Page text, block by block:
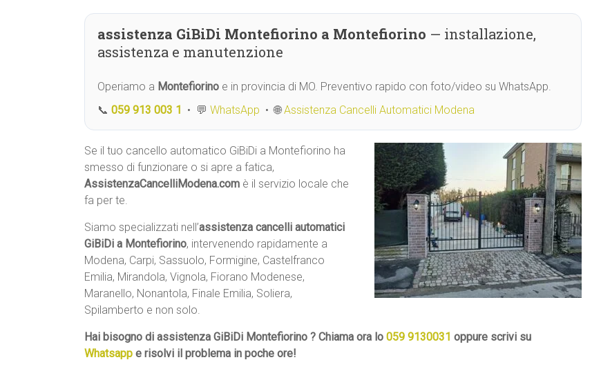
assistenza GiBiDi Montefiorino a Montefiorino — installazione,
assistenza e manutenzione
Operiamo a Montefiorino e in provincia di MO. Preventivo rapido con foto/video su WhatsApp.
📞 059 913 003 1 • 💬 WhatsApp • 🌐Assistenza Cancelli Automatici Modena
Se il tuo cancello automatico GiBiDi a Montefiorino ha
smesso di funzionare o si apre a fatica,
AssistenzaCancelliModena.com è il servizio locale che
fa per te.
Siamo specializzati nell’assistenza cancelli automatici
GiBiDi a Montefiorino, intervenendo rapidamente a
Modena, Carpi, Sassuolo, Formigine, Castelfranco
Emilia, Mirandola, Vignola, Fiorano Modenese,
Maranello, Nonantola, Finale Emilia, Soliera,
Spilamberto e non solo.
Hai bisogno di assistenza GiBiDi Montefiorino ? Chiama ora lo 059 9130031 oppure scrivi su
Whatsapp e risolvi il problema in poche ore!